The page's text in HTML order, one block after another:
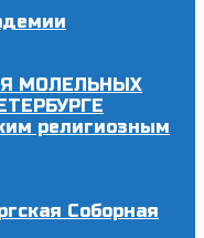
МОЛЕЛЬНЫХ
религиозным
Соборная